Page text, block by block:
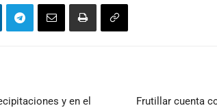
y en el
Frutillar cuenta